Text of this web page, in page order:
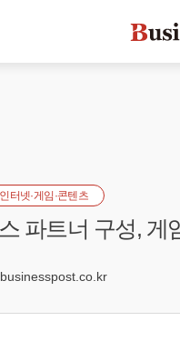
인터넷·게임·콘텐츠
파트너 구성, 게